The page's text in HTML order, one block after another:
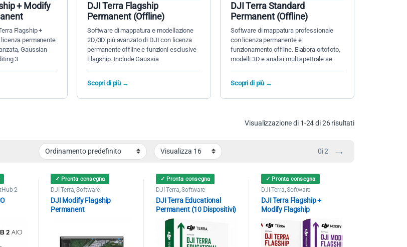
+ Modify
Flagship +
permanente
Gaussian
3
DJI Terra Flagship
Permanent (Offline)
Software di mappatura e modellazione
2D/3D più avanzato di DJI con licenza
permanente offline e funzioni esclusive
Flagship. Include Gaussia
Scopri di più →
DJI Terra Standard
Permanent (Offline)
Software di mappatura professionale
con licenza permanente e
funzionamento offline. Elabora ortofoto,
modelli 3D e analisi multispettrale se
Scopri di più →
Visualizzazione di 1-24 di 26 risultati
0i 2 →
2
✓ Pronta consegna
DJI Terra,Software
DJI Modify Flagship
Permanent
✓ Pronta consegna
DJI Terra,Software
DJI Terra Educational
Permanent (10 Dispositivi)
✓ Pronta consegna
DJI Terra,Software
DJI Terra Flagship +
Modify Flagship